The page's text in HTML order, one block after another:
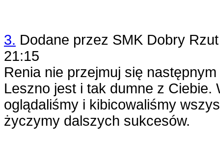
3. Dodane przez SMK Dobry Rzut
21:15
Renia nie przejmuj się
Leszno jest i tak dumne z Ciebie.
oglądaliśmy i kibicowaliśmy
życzymy dalszych sukcesów.